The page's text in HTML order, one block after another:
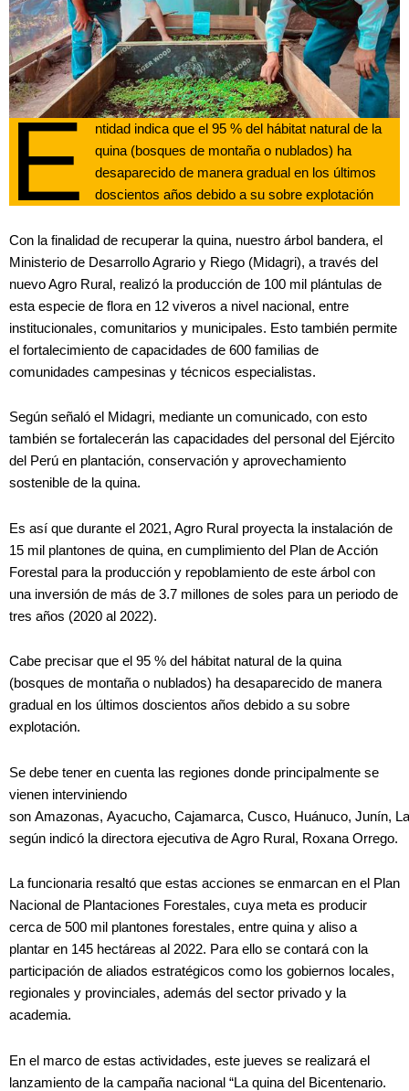
E
ntidad indica que el 95 % del hábitat natural de la
quina (bosques de montaña o nublados) ha
desaparecido de manera gradual en los últimos
doscientos años debido a su sobre explotación
Con la finalidad de recuperar la quina, nuestro árbol bandera, el
Ministerio de Desarrollo Agrario y Riego (Midagri), a través del
nuevo Agro Rural, realizó la producción de 100 mil plántulas de
esta especie de flora en 12 viveros a nivel nacional, entre
institucionales, comunitarios y municipales. Esto también permite
el fortalecimiento de capacidades de 600 familias de
comunidades campesinas y técnicos especialistas.
Según señaló el Midagri, mediante un comunicado, con esto
también se fortalecerán las capacidades del personal del Ejército
del Perú en plantación, conservación y aprovechamiento
sostenible de la quina.
Es así que durante el 2021, Agro Rural proyecta la instalación de
15 mil plantones de quina, en cumplimiento del Plan de Acción
Forestal para la producción y repoblamiento de este árbol con
una inversión de más de 3.7 millones de soles para un periodo de
tres años (2020 al 2022).
Cabe precisar que el 95 % del hábitat natural de la quina
(bosques de montaña o nublados) ha desaparecido de manera
gradual en los últimos doscientos años debido a su sobre
explotación.
Se debe tener en cuenta las regiones donde principalmente se
vienen interviniendo
son Amazonas, Ayacucho, Cajamarca, Cusco, Huánuco, Junín,
según indicó la directora ejecutiva de Agro Rural, Roxana Orrego.
La funcionaria resaltó que estas acciones se enmarcan en el Plan
Nacional de Plantaciones Forestales, cuya meta es producir
cerca de 500 mil plantones forestales, entre quina y aliso a
plantar en 145 hectáreas al 2022. Para ello se contará con la
participación de aliados estratégicos como los gobiernos locales,
regionales y provinciales, además del sector privado y la
academia.
En el marco de estas actividades, este jueves se realizará el
lanzamiento de la campaña nacional “La quina del Bicentenario.